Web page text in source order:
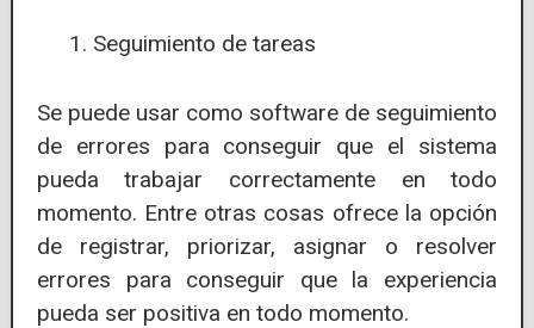
Seguimiento de tareas
Se puede usar como software de seguimiento
de errores para conseguir que el sistema
pueda trabajar correctamente en todo
momento. Entre otras cosas ofrece la opción
de registrar, priorizar, asignar o resolver
errores para conseguir que la experiencia
pueda ser positiva en todo momento.